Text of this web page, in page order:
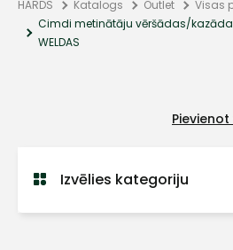
HARDS Katalogs Outlet
Visas
Cimdi metinātāju vēršādas/
WELDAS
Izvēlies kategoriju